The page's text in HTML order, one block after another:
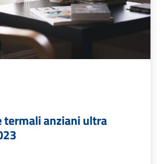
termali anziani ultra